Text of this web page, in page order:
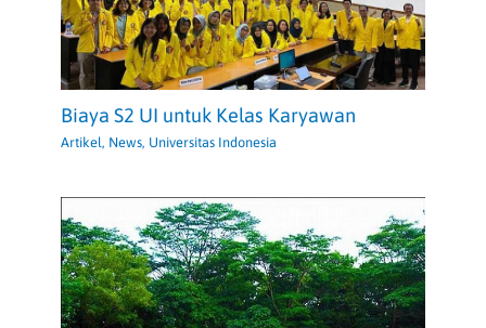
Biaya S2 UI untuk Kelas Karyawan
Artikel, News, Universitas Indonesia